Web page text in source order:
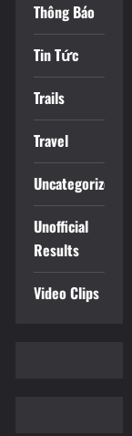
Thông Báo
Tin Tức
Trails
Travel
Uncategorized
Unofficial
Results
Video Clips